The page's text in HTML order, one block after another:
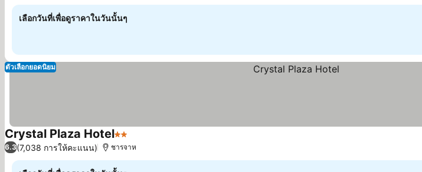
เลือกวันที่เพื่อดูราคาในวันนั้นๆ
ตัวเลือกยอดนิยม
Crystal Plaza Hotel2 ดาว
6.3(7,038 การให้คะแนน) ชารจาห